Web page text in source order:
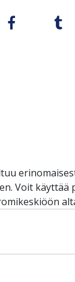
Voit käyttää